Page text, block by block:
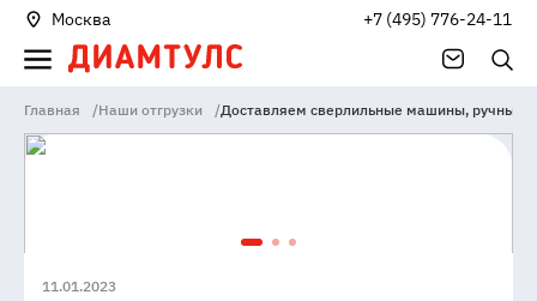
Москва +7 (495) 776-24-11
Главная /Наши отгрузки /Доставляем сверлильные машины, ручные и
11.01.2023